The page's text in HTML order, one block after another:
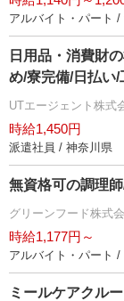
アルバイト・パート /
日用品・消費財
め/寮完備/日払い/
UTエージェント株式
時給1,450円
派遣社員 / 神奈川県
無資格可の調理
グリーンフード株式
時給1,177円～
アルバイト・パート /
ミールケアクル